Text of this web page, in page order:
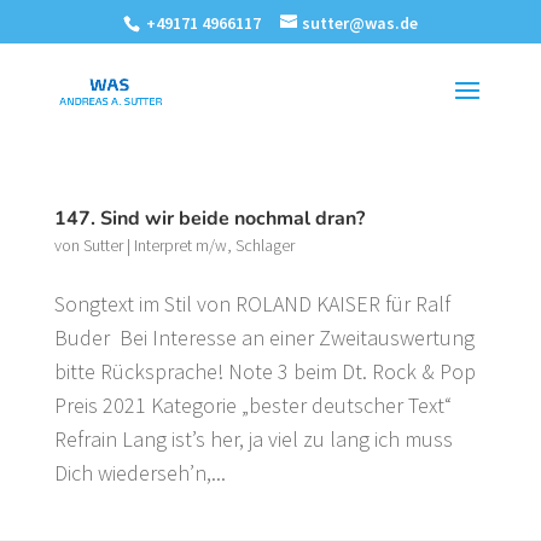
+49171 4966117 sutter@was.de
147. Sind wir beide nochmal dran?
von Sutter| Interpret m/w, Schlager
Songtext im Stil von ROLAND KAISER für Ralf
Buder Bei Interesse an einer Zweitauswertung
bitte Rücksprache! Note 3 beim Dt. Rock & Pop
Preis 2021 Kategorie „bester deutscher Text“
Refrain Lang ist’s her, ja viel zu lang ich muss
Dich wiederseh’n,...